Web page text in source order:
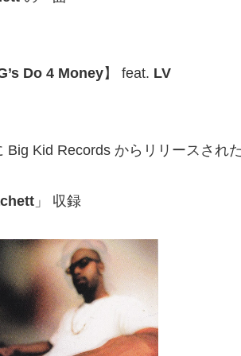
Do 4 Money】 feat. LV
Big Kid Records からリリースされ
」 収録